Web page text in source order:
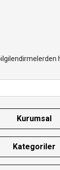
Kurumsal
Kategoriler